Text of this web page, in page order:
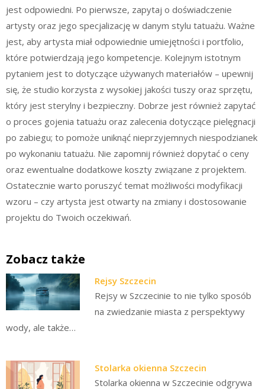
jest odpowiedni. Po pierwsze, zapytaj o doświadczenie
artysty oraz jego specjalizację w danym stylu tatuażu. Ważne
jest, aby artysta miał odpowiednie umiejętności i portfolio,
które potwierdzają jego kompetencje. Kolejnym istotnym
pytaniem jest to dotyczące używanych materiałów – upewnij
się, że studio korzysta z wysokiej jakości tuszy oraz sprzętu,
który jest sterylny i bezpieczny. Dobrze jest również zapytać
o proces gojenia tatuażu oraz zalecenia dotyczące pielęgnacji
po zabiegu; to pomoże uniknąć nieprzyjemnych niespodzianek
po wykonaniu tatuażu. Nie zapomnij również dopytać o ceny
oraz ewentualne dodatkowe koszty związane z projektem.
Ostatecznie warto poruszyć temat możliwości modyfikacji
wzoru – czy artysta jest otwarty na zmiany i dostosowanie
projektu do Twoich oczekiwań.
Zobacz także
Rejsy Szczecin
Rejsy w Szczecinie to nie tylko sposób
na zwiedzanie miasta z perspektywy
wody, ale także…
Stolarka okienna Szczecin
Stolarka okienna w Szczecinie odgrywa